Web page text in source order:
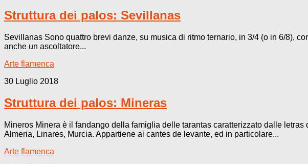
Struttura dei palos: Sevillanas
Sevillanas Sono quattro brevi danze, su musica di ritmo ternario, in 3/4 (o in 6/8),
anche un ascoltatore...
Arte flamenca
30 Luglio 2018
Struttura dei palos: Mineras
Mineros Minera è il fandango della famiglia delle tarantas caratterizzato dalle
Almeria, Linares, Murcia. Appartiene ai cantes de levante, ed in particolare...
Arte flamenca